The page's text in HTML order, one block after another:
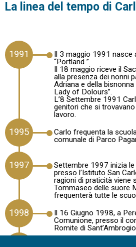
La linea del tempo di
1991
Il 3 maggio 1991
“Portland ”.
Il 18 maggio riceve il
alla presenza dei nonni
Adriana e della bisnonna
Lady of Dolours”.
L’8 Settembre 1991
genitori che si
lavoro.
1995
Carlo frequenta la
comunale di Parco
1997
Settembre 1997 inizia
presso l’Istituto San
ragioni di praticità viene
Tommaseo delle suore
frequenterà tutte le
1998
Il 16 Giugno 1998, a
Comunione, presso il
Romite di